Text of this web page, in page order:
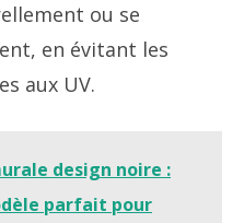
ou se
en évitant les
aux UV.
design noire :
parfait pour